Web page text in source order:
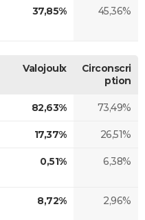
37,85% 45,36%
Valojoulx
Circonscri
ption
82,63% 73,49%
17,37% 26,51%
0,51% 6,38%
8,72% 2,96%